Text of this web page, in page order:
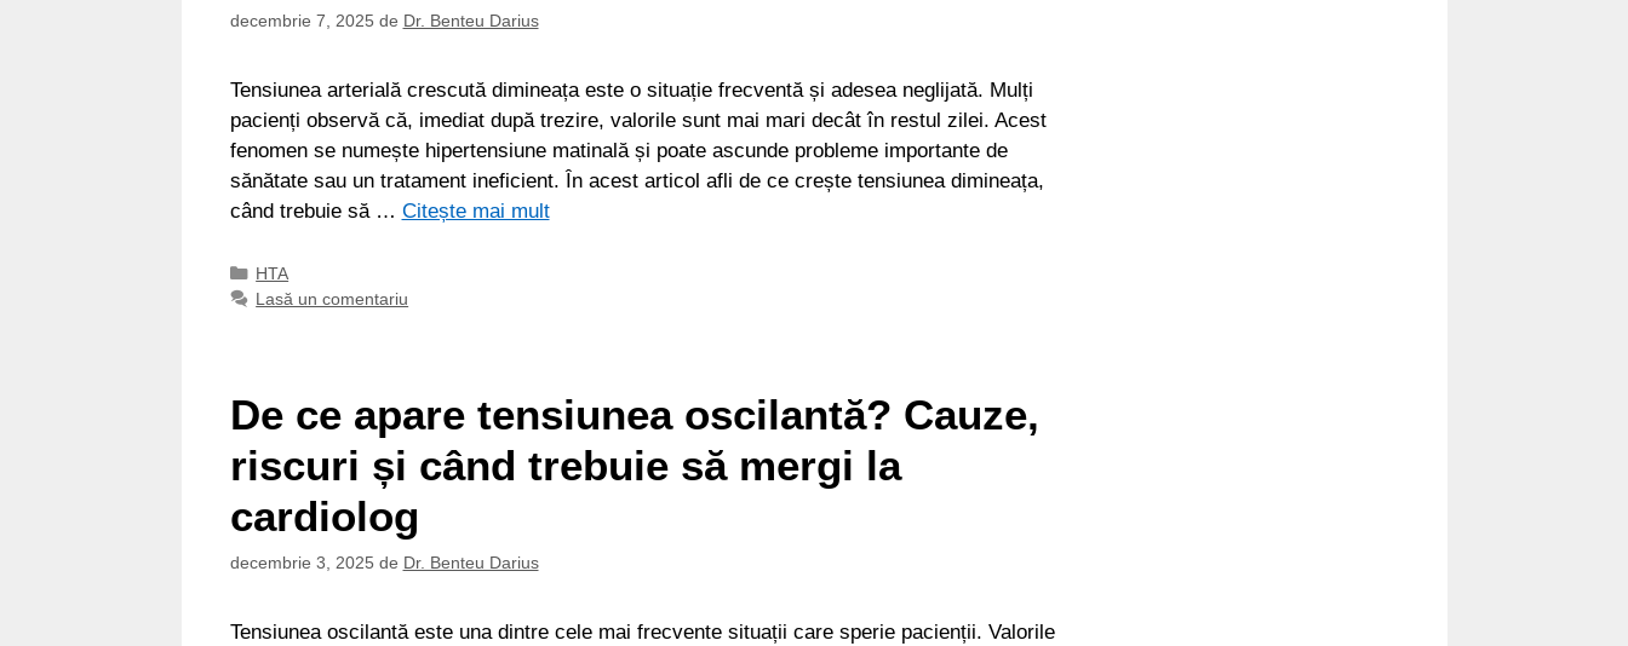
decembrie 7, 2025 de Dr. Benteu Darius
Tensiunea arterială crescută dimineața este o situație frecventă și adesea neglijată. Mulți
pacienți observă că, imediat după trezire, valorile sunt mai mari decât în restul zilei. Acest
fenomen se numește hipertensiune matinală și poate ascunde probleme importante de
sănătate sau un tratament ineficient. În acest articol afli de ce crește tensiunea dimineața,
când trebuie să … Citește mai mult
Categorii
HTA
Lasă un comentariu
De ce apare tensiunea oscilantă? Cauze,
riscuri și când trebuie să mergi la
cardiolog
decembrie 3, 2025 de Dr. Benteu Darius
Tensiunea oscilantă este una dintre cele mai frecvente situații care sperie pacienții. Valorile